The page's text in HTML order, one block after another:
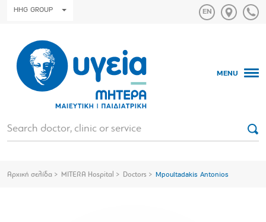
HHG GROUP
MENU
Αρχική σελίδα MITERA Hospital Doctors Mpoultadakis Antonios